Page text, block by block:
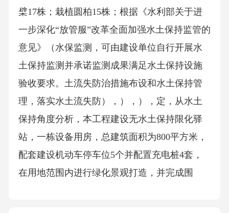
檗17株；栽植圆柏15株；根据《水利部关于进
一步深化“放管服”改革全面加强水土保持监管的
意见》（水保监测，可由建设单位自行开展水
土保持监测并承诺监测成果满足水土保持设施
验收要求。土流失防治措施布设和水土保持管
理，落实水土流失防），），），定，从水土
保持角度分析，本工程建设无水土保持限化驿
站，一栋设备用房，总建筑面积为800平方米，
配套建设机动车停车位5个并配置充电桩4套，
在用地范围内进行绿化景观打造，并完成围